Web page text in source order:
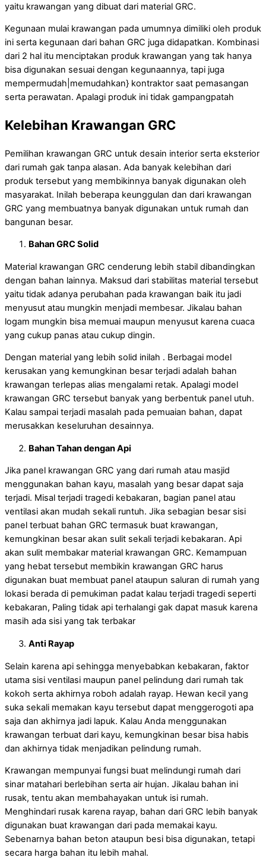
yaitu krawangan yang dibuat dari material GRC.
Kegunaan mulai krawangan pada umumnya dimiliki oleh produk
ini serta kegunaan dari bahan GRC juga didapatkan. Kombinasi
dari 2 hal itu menciptakan produk krawangan yang tak hanya
bisa digunakan sesuai dengan kegunaannya, tapi juga
mempermudah|memudahkan} kontraktor saat pemasangan
serta perawatan. Apalagi produk ini tidak gampangpatah
Kelebihan Krawangan GRC
Pemilihan krawangan GRC untuk desain interior serta eksterior
dari rumah gak tanpa alasan. Ada banyak kelebihan dari
produk tersebut yang membikinnya banyak digunakan oleh
masyarakat. Inilah beberapa keunggulan dan dari krawangan
GRC yang membuatnya banyak digunakan untuk rumah dan
bangunan besar.
Bahan GRC Solid
Material krawangan GRC cenderung lebih stabil dibandingkan
dengan bahan lainnya. Maksud dari stabilitas material tersebut
yaitu tidak adanya perubahan pada krawangan baik itu jadi
menyusut atau mungkin menjadi membesar. Jikalau bahan
logam mungkin bisa memuai maupun menyusut karena cuaca
yang cukup panas atau cukup dingin.
Dengan material yang lebih solid inilah . Berbagai model
kerusakan yang kemungkinan besar terjadi adalah bahan
krawangan terlepas alias mengalami retak. Apalagi model
krawangan GRC tersebut banyak yang berbentuk panel utuh.
Kalau sampai terjadi masalah pada pemuaian bahan, dapat
merusakkan keseluruhan desainnya.
Bahan Tahan dengan Api
Jika panel krawangan GRC yang dari rumah atau masjid
menggunakan bahan kayu, masalah yang besar dapat saja
terjadi. Misal terjadi tragedi kebakaran, bagian panel atau
ventilasi akan mudah sekali runtuh. Jika sebagian besar sisi
panel terbuat bahan GRC termasuk buat krawangan,
kemungkinan besar akan sulit sekali terjadi kebakaran. Api
akan sulit membakar material krawangan GRC. Kemampuan
yang hebat tersebut membikin krawangan GRC harus
digunakan buat membuat panel ataupun saluran di rumah yang
lokasi berada di pemukiman padat kalau terjadi tragedi seperti
kebakaran, Paling tidak api terhalangi gak dapat masuk karena
masih ada sisi yang tak terbakar
Anti Rayap
Selain karena api sehingga menyebabkan kebakaran, faktor
utama sisi ventilasi maupun panel pelindung dari rumah tak
kokoh serta akhirnya roboh adalah rayap. Hewan kecil yang
suka sekali memakan kayu tersebut dapat menggerogoti apa
saja dan akhirnya jadi lapuk. Kalau Anda menggunakan
krawangan terbuat dari kayu, kemungkinan besar bisa habis
dan akhirnya tidak menjadikan pelindung rumah.
Krawangan mempunyai fungsi buat melindungi rumah dari
sinar matahari berlebihan serta air hujan. Jikalau bahan ini
rusak, tentu akan membahayakan untuk isi rumah.
Menghindari rusak karena rayap, bahan dari GRC lebih banyak
digunakan buat krawangan dari pada memakai kayu.
Sebenarnya bahan beton ataupun besi bisa digunakan, tetapi
secara harga bahan itu lebih mahal.